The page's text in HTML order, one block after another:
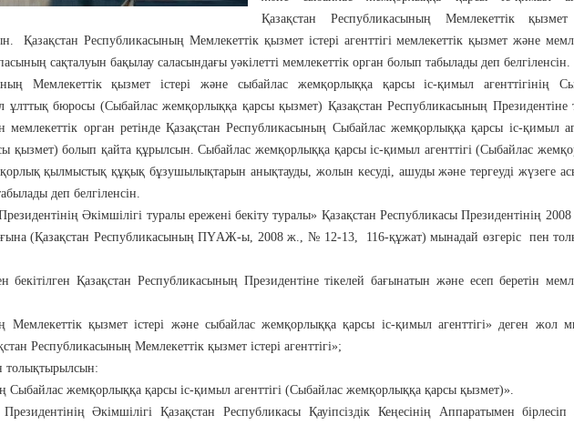
Қазақстан Республикасының Мемлекеттік қызмет
Қазақстан Республикасының Мемлекеттік қызмет істері агенттігі мемлекеттік қызмет және
сақталуын бақылау саласындағы уәкілетті мемлекеттік орган болып табылады деп белгіленсін.
Мемлекеттік қызмет істері және сыбайлас жемқорлыққа қарсы іс-қимыл агенттігінің
ұлттық бюросы (Сыбайлас жемқорлыққа қарсы қызмет) Қазақстан Республикасының Президентiне
мемлекеттік орган ретінде Қазақстан Республикасының Сыбайлас жемқорлыққа қарсы іс-қимыл
қызмет) болып қайта құрылсын. Сыбайлас жемқорлыққа қарсы іс-қимыл агенттігі (Сыбайлас
қылмыстық құқық бұзушылықтарын анықтауды, жолын кесуді, ашуды және тергеуді жүзеге
деп белгіленсін.
Әкімшілігі туралы ережені бекіту туралы» Қазақстан Республикасы Президентінің
(Қазақстан Республикасының ПҮАЖ-ы, 2008 ж., № 12-13, 116-құжат) мынадай өзгеріс пен
Қазақстан Республикасының Президентіне тікелей бағынатын және есеп беретін
Мемлекеттік қызмет істері және сыбайлас жемқорлыққа қарсы іс-қимыл агенттігі» деген жол
Республикасының Мемлекеттік қызмет істері агенттігі»;
толықтырылсын:
Сыбайлас жемқорлыққа қарсы іс-қимыл агенттігі (Сыбайлас жемқорлыққа қарсы қызмет)».
Әкімшілігі Қазақстан Республикасы Қауіпсіздік Кеңесінің Аппаратымен